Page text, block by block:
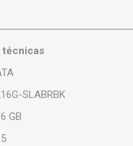
técnicas
SLABRBK
GB